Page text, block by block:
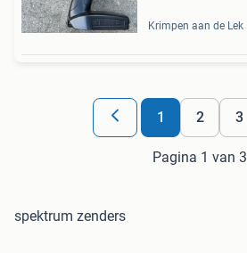
Krimpen aan de Lek
1 2 3
Pagina 1 van 3
spektrum zenders